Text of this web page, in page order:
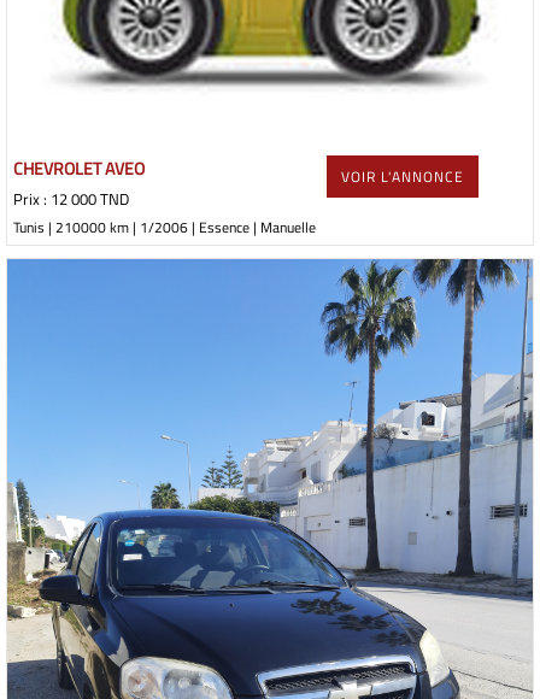
CHEVROLET AVEO
Prix : 12 000 TND
Tunis | 210000 km | 1/2006 | Essence | Manuelle
VOIR L'ANNONCE